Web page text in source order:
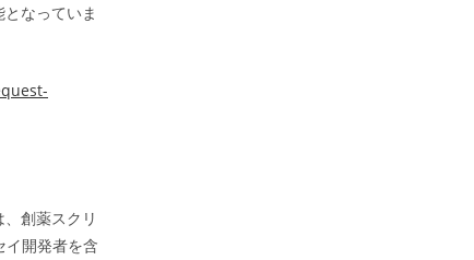
なっていま
創薬スクリ
イ開発者を含